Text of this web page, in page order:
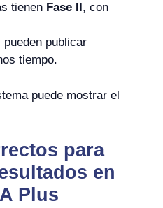
tienen Fase II, con
publicar
tiempo.
puede mostrar el
para
en
Plus